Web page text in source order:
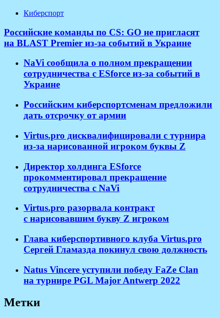
Киберспорт
Российские команды по CS: GO не пригласят
на BLAST Premier из-за событий в Украине
NaVi сообщила о полном прекращении
сотрудничества с ESforce из-за событий в
Украине
Российским киберспортсменам предложили
дать отсрочку от армии
Virtus.pro дисквалифицировали с турнира
из-за нарисованной игроком буквы Z
Директор холдинга ESforce
прокомментировал прекращение
сотрудничества с NaVi
​Virtus.pro разорвала контракт
с нарисовавшим букву Z игроком
Глава киберспортивного клуба Virtus.pro
Сергей Гламазда покинул свою должность
Natus Vincere уступили победу FaZe Clan
на турнире PGL Major Antwerp 2022
Метки